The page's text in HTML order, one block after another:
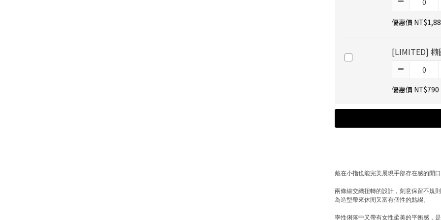
優惠價
[LIMITED]
優惠價 NT$790
戴在小指也能完美展現手部存在感的開
兩條線交織扭轉的設計，刻意保留不規
為造型帶來休閒又富有個性的點綴。
率性俐落中又帶有女性柔美的平衡感，